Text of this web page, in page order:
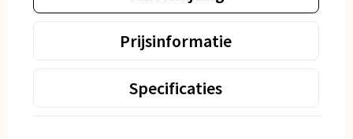
Prijsinformatie
Specificaties